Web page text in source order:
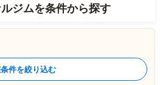
ジムを条件から探す
条件を絞り込む